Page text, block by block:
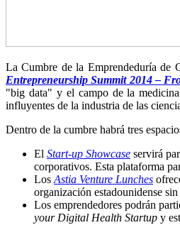
La Cumbre de la Emprendeduría de
Entrepreneurship Summit 2014 –
"big data" y el campo de la
influyentes de la industria de las
Dentro de la cumbre habrá tres
El Start-up Showcase servirá
corporativos. Esta plataforma
LosAstia Venture Lunches
organización estadounidense
Los emprendedores podrán
your Digital Health Startup y